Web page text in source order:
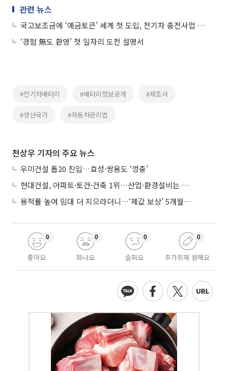
관련 뉴스
국고보조금에 ‘예금토큰’ 세계 첫 도입, 전기차 충전사업 시범 적용
‘경험 無도 환영’ 첫 일자리 도전 설명서
#전기차배터리 #배터리정보공개 #제조사
#생산국가 #자동차관리법
천상우 기자의 주요 뉴스
우미건설 톱20 진입…효성·쌍용도 ‘껑충’
현대건설, 아파트·토건·건축 1위…산업·환경설비는 삼성E&A
용적률 높여 임대 더 지으라더니…‘제값 보상’ 5개월째 국회에 발목
좋아요
0
화나요
0
슬퍼요
0
추가취재 원해요
0